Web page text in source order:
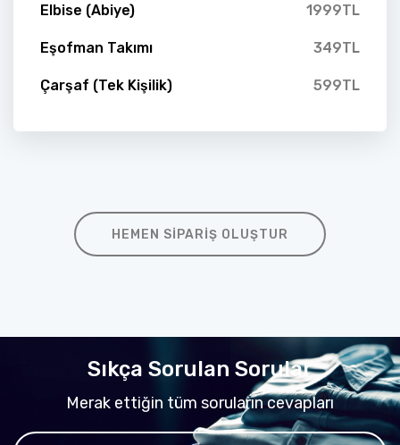
Elbise (Abiye) 1999TL
Eşofman Takımı 349TL
Çarşaf (Tek Kişilik) 599TL
HEMEN SIPARIŞ OLUŞTUR
Sıkça Sorulan Sorular
Merak ettiğin tüm soruların cevapları